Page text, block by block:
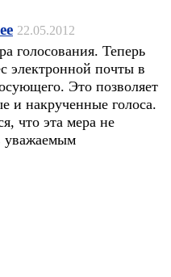
22.05.2012
голосования. Теперь
электронной почты в
Это позволяет
и накрученные голоса.
что эта мера не
уважаемым